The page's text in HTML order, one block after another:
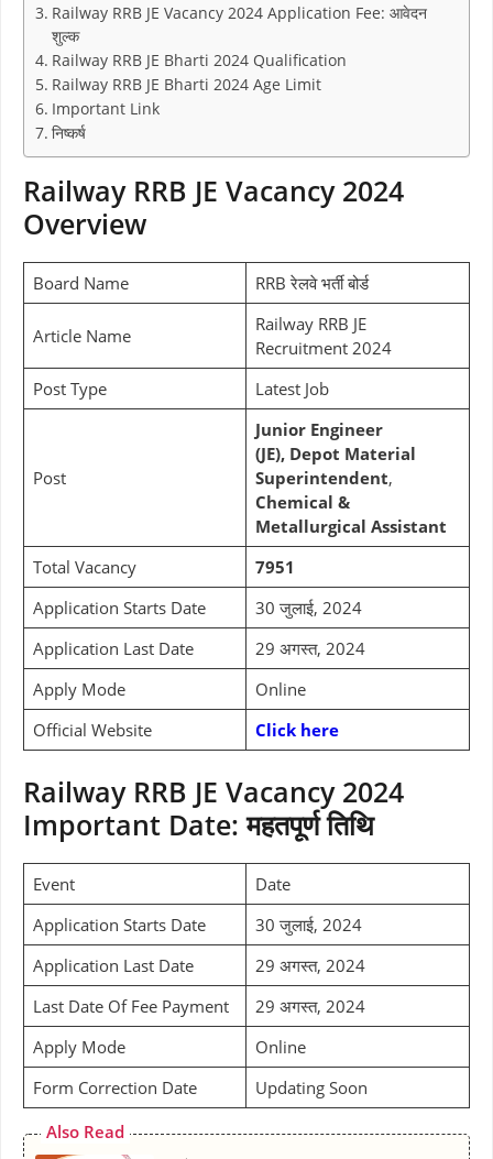
Railway RRB JE Vacancy 2024 Application Fee: आवेदन
शुल्क
Railway RRB JE Bharti 2024 Qualification
Railway RRB JE Bharti 2024 Age Limit
Important Link
निष्कर्ष
Railway RRB JE Vacancy 2024
Overview
Board Name RRB रेलवे भर्ती बोर्ड
Article Name
Railway RRB JE
Recruitment 2024
Post Type
Latest Job
Post
Junior Engineer
(JE), Depot Material
Superintendent,
Chemical &
Metallurgical Assistant
Total Vacancy
7951
Application Starts Date
30 जुलाई, 2024
Application Last Date
29 अगस्त, 2024
Apply Mode
Online
Official Website
Click here
Railway RRB JE Vacancy 2024
Important Date: महतपूर्ण तिथि
Event
Date
Application Starts Date
30 जुलाई, 2024
Application Last Date
29 अगस्त, 2024
Last Date Of Fee Payment
29 अगस्त, 2024
Apply Mode
Online
Form Correction Date
Updating Soon
Also Read